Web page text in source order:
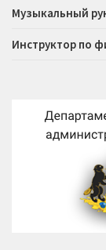
Музыкальный
Инструктор по